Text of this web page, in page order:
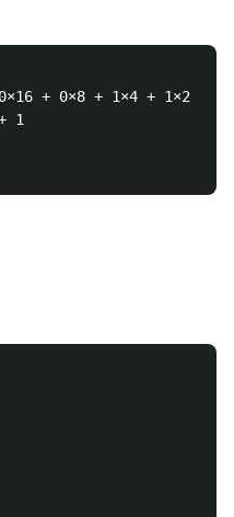
+ 0×8 + 1×4 + 1×2 +
1